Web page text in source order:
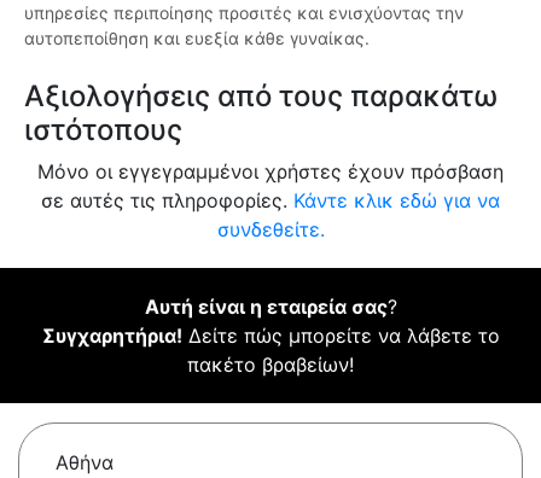
υπηρεσίες περιποίησης προσιτές και ενισχύοντας την
αυτοπεποίθηση και ευεξία κάθε γυναίκας.
Αξιολογήσεις από τους παρακάτω
ιστότοπους
Μόνο οι εγγεγραμμένοι χρήστες έχουν πρόσβαση
σε αυτές τις πληροφορίες. Κάντε κλικ εδώ για να
συνδεθείτε.
Αυτή είναι η εταιρεία σας?
Συγχαρητήρια! Δείτε πώς μπορείτε να λάβετε το
πακέτο βραβείων!
Αθήνα